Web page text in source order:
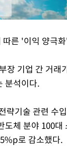
른 '이익 양극
장 기업 간 거래
분석이다.
기술 관련 수
체 분야 100대
로 감소했다.